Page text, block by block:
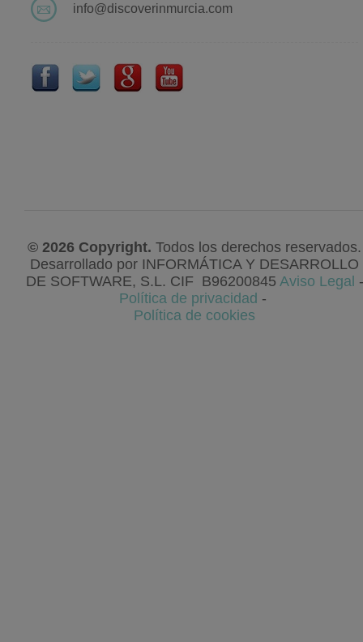
info@discoverinmurcia.com
© 2026 Copyright. Todos los derechos reservados.
Desarrollado por INFORMÁTICA Y DESARROLLO
DE SOFTWARE, S.L. CIF B96200845 Aviso Legal -
Política de privacidad -
Política de cookies